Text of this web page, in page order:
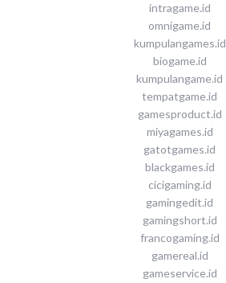
intragame.id
omnigame.id
kumpulangames.id
biogame.id
kumpulangame.id
tempatgame.id
gamesproduct.id
miyagames.id
gatotgames.id
blackgames.id
cicigaming.id
gamingedit.id
gamingshort.id
francogaming.id
gamereal.id
gameservice.id